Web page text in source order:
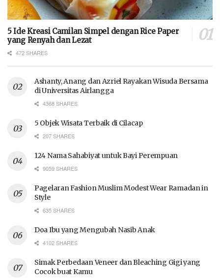
5 Ide Kreasi Camilan Simpel dengan Rice Paper
yang Renyah dan Lezat
472 SHARES
Ashanty, Anang dan Azriel Rayakan Wisuda Bersama
di Universitas Airlangga
4368 SHARES
5 Objek Wisata Terbaik di Cilacap
207 SHARES
124 Nama Sahabiyat untuk Bayi Perempuan
9059 SHARES
Pagelaran Fashion Muslim Modest Wear Ramadan in
Style
635 SHARES
Doa Ibu yang Mengubah Nasib Anak
4102 SHARES
Simak Perbedaan Veneer dan Bleaching Gigi yang
Cocok buat Kamu